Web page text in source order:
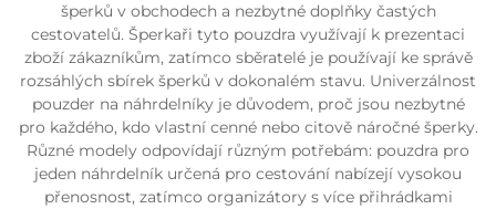
šperků v obchodech a nezbytné doplňky častých
cestovatelů. Šperkaři tyto pouzdra využívají k prezentaci
zboží zákazníkům, zatímco sběratelé je používají ke správě
rozsáhlých sbírek šperků v dokonalém stavu. Univerzálnost
pouzder na náhrdelníky je důvodem, proč jsou nezbytné
pro každého, kdo vlastní cenné nebo citově náročné šperky.
Různé modely odpovídají různým potřebám: pouzdra pro
jeden náhrdelník určená pro cestování nabízejí vysokou
přenosnost, zatímco organizátory s více přihrádkami